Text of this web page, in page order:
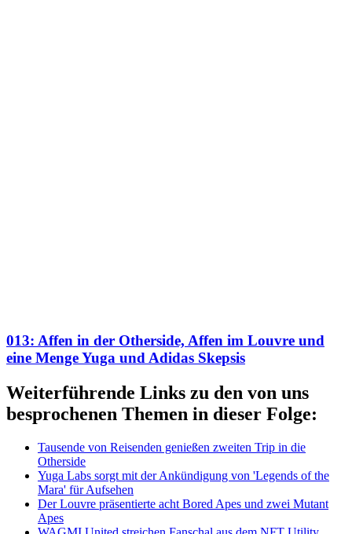
013: Affen in der Otherside, Affen im Louvre und
eine Menge Yuga und Adidas Skepsis
Weiterführende Links zu den von uns
besprochenen Themen in dieser Folge:
Tausende von Reisenden genießen zweiten Trip in die
Otherside
Yuga Labs sorgt mit der Ankündigung von 'Legends of the
Mara' für Aufsehen
Der Louvre präsentierte acht Bored Apes und zwei Mutant
Apes